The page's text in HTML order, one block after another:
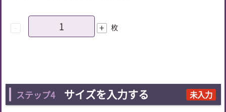
- + 枚
ステップ4 サイズを入力する 未入力